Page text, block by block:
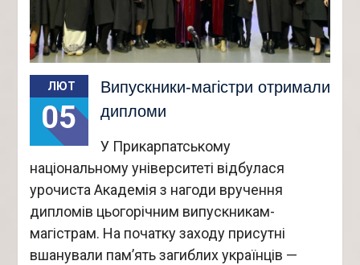
ЛЮТ
05
Випускники-магістри отримали
дипломи
У Прикарпатському
національному університеті відбулася
урочиста Академія з нагоди вручення
дипломів цьогорічним випускникам-
магістрам. На початку заходу присутні
вшанували пам’ять загиблих українців —